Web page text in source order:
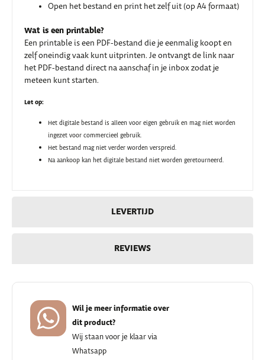
LEVERTIJD
REVIEWS
Open het bestand en print het zelf uit (op A4 formaat)
Wat is een printable?
Een printable is een PDF-bestand die je eenmalig koopt en
zelf oneindig vaak kunt uitprinten. Je ontvangt de link naar
het PDF-bestand direct na aanschaf in je inbox zodat je
meteen kunt starten.
Let op:
Het digitale bestand is alleen voor eigen gebruik en mag niet worden
ingezet voor commercieel gebruik.
Het bestand mag niet verder worden verspreid.
Na aankoop kan het digitale bestand niet worden geretourneerd.
Wil je meer informatie over
dit product?
Wij staan voor je klaar via
Whatsapp